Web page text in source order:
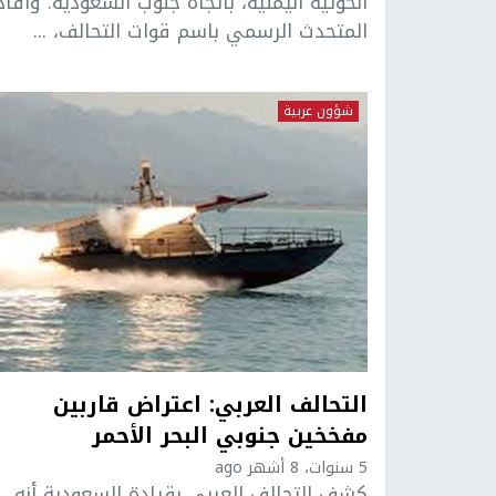
المتحدث الرسمي باسم قوات التحالف، ...
شؤون عربية
التحالف العربي: اعتراض قاربين
مفخخين جنوبي البحر الأحمر
5 سنوات، 8 أشهر ago